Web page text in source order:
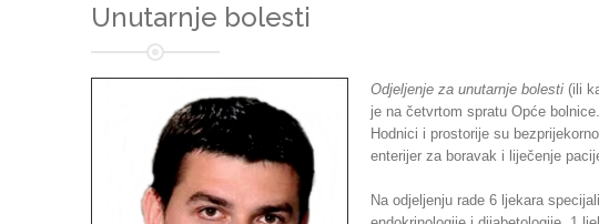
Unutarnje bolesti
Odjeljenje za unutarnje bolesti (ili
je na četvrtom spratu Opće
Hodnici i prostorije su
enterijer za boravak i liječenje
Na odjeljenju rade 6 ljekara